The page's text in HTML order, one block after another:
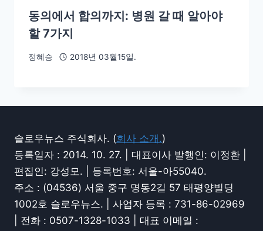
동의에서 합의까지: 병원 갈 때 알아야
할 7가지
정혜승 2018년 03월15일.
슬로우뉴스 주식회사. (회사 소개.)
등록일자 : 2014. 10. 27. | 대표이사 발행인: 이정환 |
편집인: 강성모. | 등록번호: 서울-아55040.
주소 : (04536) 서울 중구 명동2길 57 태평양빌딩
1002호 슬로우뉴스. | 사업자 등록 : 731-86-02969
| 전화 : 0507-1328-1033 | 대표 이메일 :